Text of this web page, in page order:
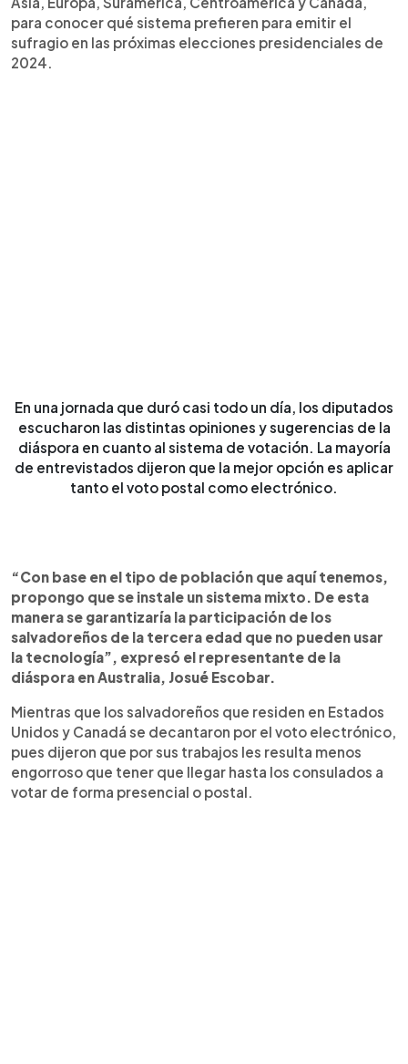
para conocer qué sistema prefieren para emitir el
sufragio en las próximas elecciones presidenciales de
2024.
En una jornada que duró casi todo un día, los diputados
escucharon las distintas opiniones y sugerencias de la
diáspora en cuanto al sistema de votación. La mayoría
de entrevistados dijeron que la mejor opción es aplicar
tanto el voto postal como electrónico.
“Con base en el tipo de población que aquí tenemos,
propongo que se instale un sistema mixto. De esta
manera se garantizaría la participación de los
salvadoreños de la tercera edad que no pueden usar
la tecnología”, expresó el representante de la
diáspora en Australia, Josué Escobar.
Mientras que los salvadoreños que residen en Estados
Unidos y Canadá se decantaron por el voto electrónico,
pues dijeron que por sus trabajos les resulta menos
engorroso que tener que llegar hasta los consulados a
votar de forma presencial o postal.